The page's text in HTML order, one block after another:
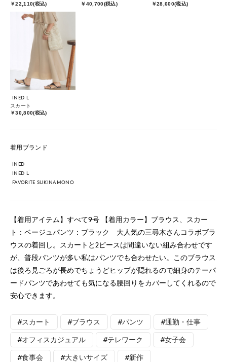
￥22,110(税込) ￥40,700(税込) ￥28,600(税込)
INED L
スカート
￥30,800(税込)
着用ブランド
INED
INED L
FAVORITE SUKINAMONO
【着用アイテム】すべて9号 【着用カラー】ブラウス、スカー
ト：ベージュパンツ：ブラック 大人気の三尋木さんコラボブラ
ウスの着回し。スカートと2ピースは間違いない組み合わせです
が、普段パンツが多い私はパンツでも合わせたい。このブラウス
は後ろ見ごろが長めでちょうどヒップが隠れるので細身のテーパ
ードパンツであわせても気になる腰回りをカバーしてくれるので
安心できます。
#スカート #ブラウス #パンツ #通勤・仕事
#オフィスカジュアル #テレワーク #女子会
#食事会 #大きいサイズ #新作